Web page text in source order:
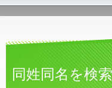
同姓同名を検